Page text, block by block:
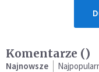
Komentarze ()
Najnowsze